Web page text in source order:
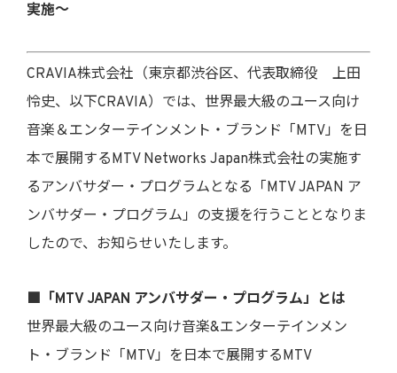
実施～
CRAVIA株式会社（東京都渋谷区、代表取締役 上田
怜史、以下CRAVIA）では、世界最大級のユース向け
音楽＆エンターテインメント・ブランド「MTV」を日
本で展開するMTV Networks Japan株式会社の実施す
るアンバサダー・プログラムとなる「MTV JAPAN ア
ンバサダー・プログラム」の支援を行うこととなりま
したので、お知らせいたします。
■「MTV JAPAN アンバサダー・プログラム」とは
世界最大級のユース向け音楽&エンターテインメン
ト・ブランド「MTV」を日本で展開するMTV